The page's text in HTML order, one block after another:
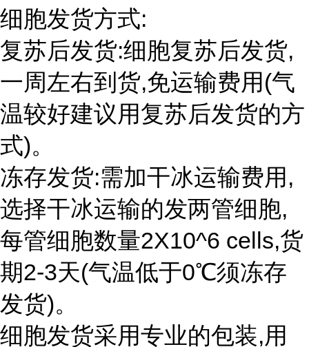
细胞发货方式:
复苏后发货:细胞复苏后发货,
一周左右到货,免运输费用(气
温较好建议用复苏后发货的方
式)。
冻存发货:需加干冰运输费用,
选择干冰运输的发两管细胞,
每管细胞数量2X10^6 cells,货
期2-3天(气温低于0℃须冻存
发货)。
细胞发货采用专业的包装,用